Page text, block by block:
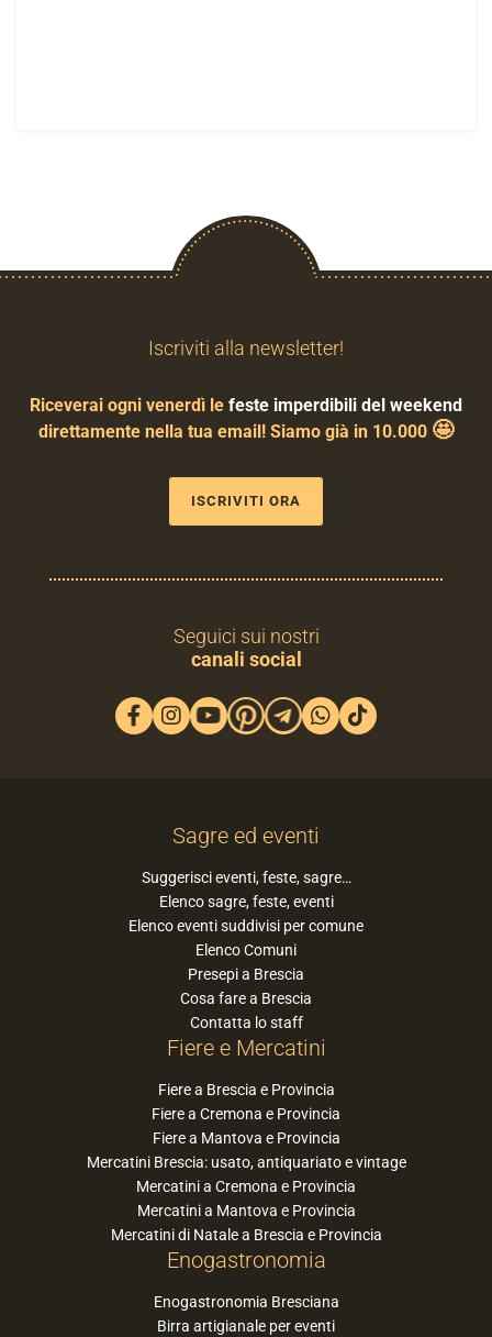
Iscriviti alla newsletter!
Riceverai ogni venerdì le feste imperdibili del weekend
direttamente nella tua email! Siamo già in 10.000 🤩
ISCRIVITI ORA
Seguici sui nostri
canali social
Sagre ed eventi
Suggerisci eventi, feste, sagre…
Elenco sagre, feste, eventi
Elenco eventi suddivisi per comune
Elenco Comuni
Presepi a Brescia
Cosa fare a Brescia
Contatta lo staff
Fiere e Mercatini
Fiere a Brescia e Provincia
Fiere a Cremona e Provincia
Fiere a Mantova e Provincia
Mercatini Brescia: usato, antiquariato e vintage
Mercatini a Cremona e Provincia
Mercatini a Mantova e Provincia
Mercatini di Natale a Brescia e Provincia
Enogastronomia
Enogastronomia Bresciana
Birra artigianale per eventi